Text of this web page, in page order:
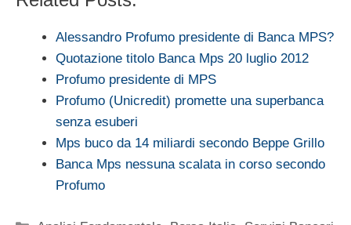
Alessandro Profumo presidente di Banca MPS?
Quotazione titolo Banca Mps 20 luglio 2012
Profumo presidente di MPS
Profumo (Unicredit) promette una superbanca
senza esuberi
Mps buco da 14 miliardi secondo Beppe Grillo
Banca Mps nessuna scalata in corso secondo
Profumo